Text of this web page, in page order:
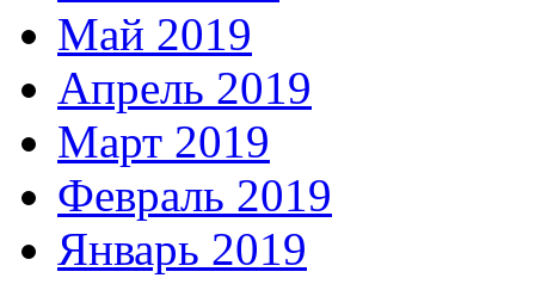
Май 2019
Апрель 2019
Март 2019
Февраль 2019
Январь 2019